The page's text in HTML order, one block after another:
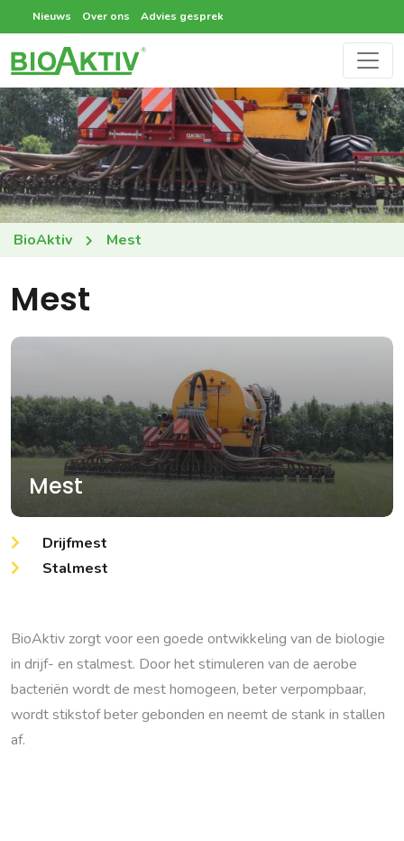
Nieuws Over ons Advies gesprek
BioAktiv Mest
Mest
Mest
Drijfmest
Stalmest
BioAktiv zorgt voor een goede ontwikkeling van de biologie
in drijf- en stalmest. Door het stimuleren van de aerobe
bacteriën wordt de mest homogeen, beter verpompbaar,
wordt stikstof beter gebonden en neemt de stank in stallen
af.